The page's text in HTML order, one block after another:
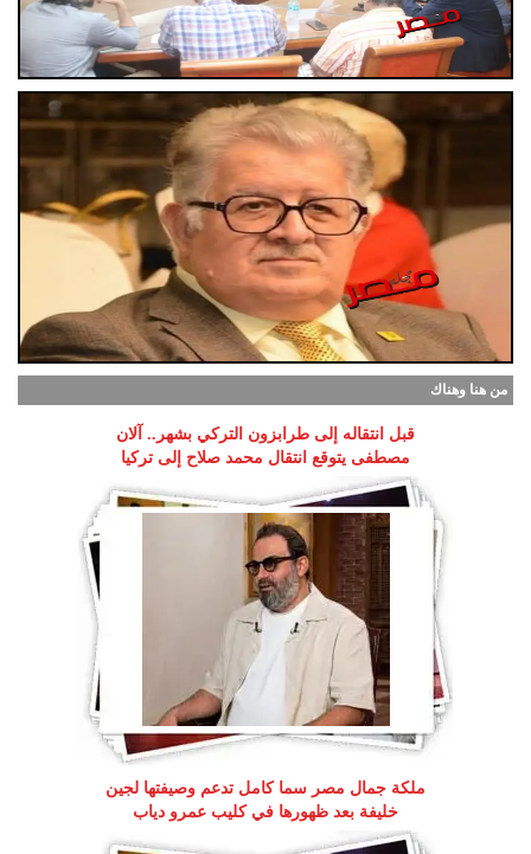
من هنا وهناك
قبل انتقاله إلى طرابزون التركي بشهر.. آلان
مصطفى يتوقع انتقال محمد صلاح إلى تركيا
ملكة جمال مصر سما كامل تدعم وصيفتها لجين
خليفة بعد ظهورها في كليب عمرو دياب